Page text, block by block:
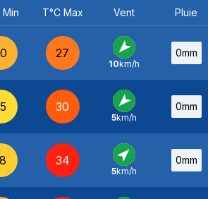
Min T°C Max Vent Pluie
27
NE -
10km/h
0mm
30
NE
5km/h
0mm
34
SO
5km/h
0mm